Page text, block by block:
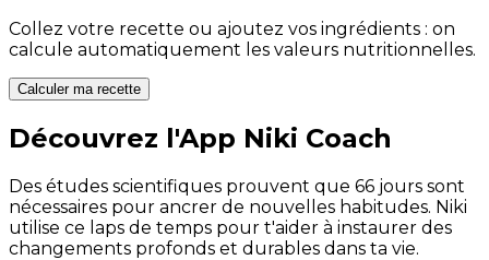
Collez votre recette ou ajoutez vos ingrédients : on
calcule automatiquement les valeurs nutritionnelles.
Calculer ma recette
Découvrez l'App Niki Coach
Des études scientifiques prouvent que 66 jours sont
nécessaires pour ancrer de nouvelles habitudes. Niki
utilise ce laps de temps pour t'aider à instaurer des
changements profonds et durables dans ta vie.